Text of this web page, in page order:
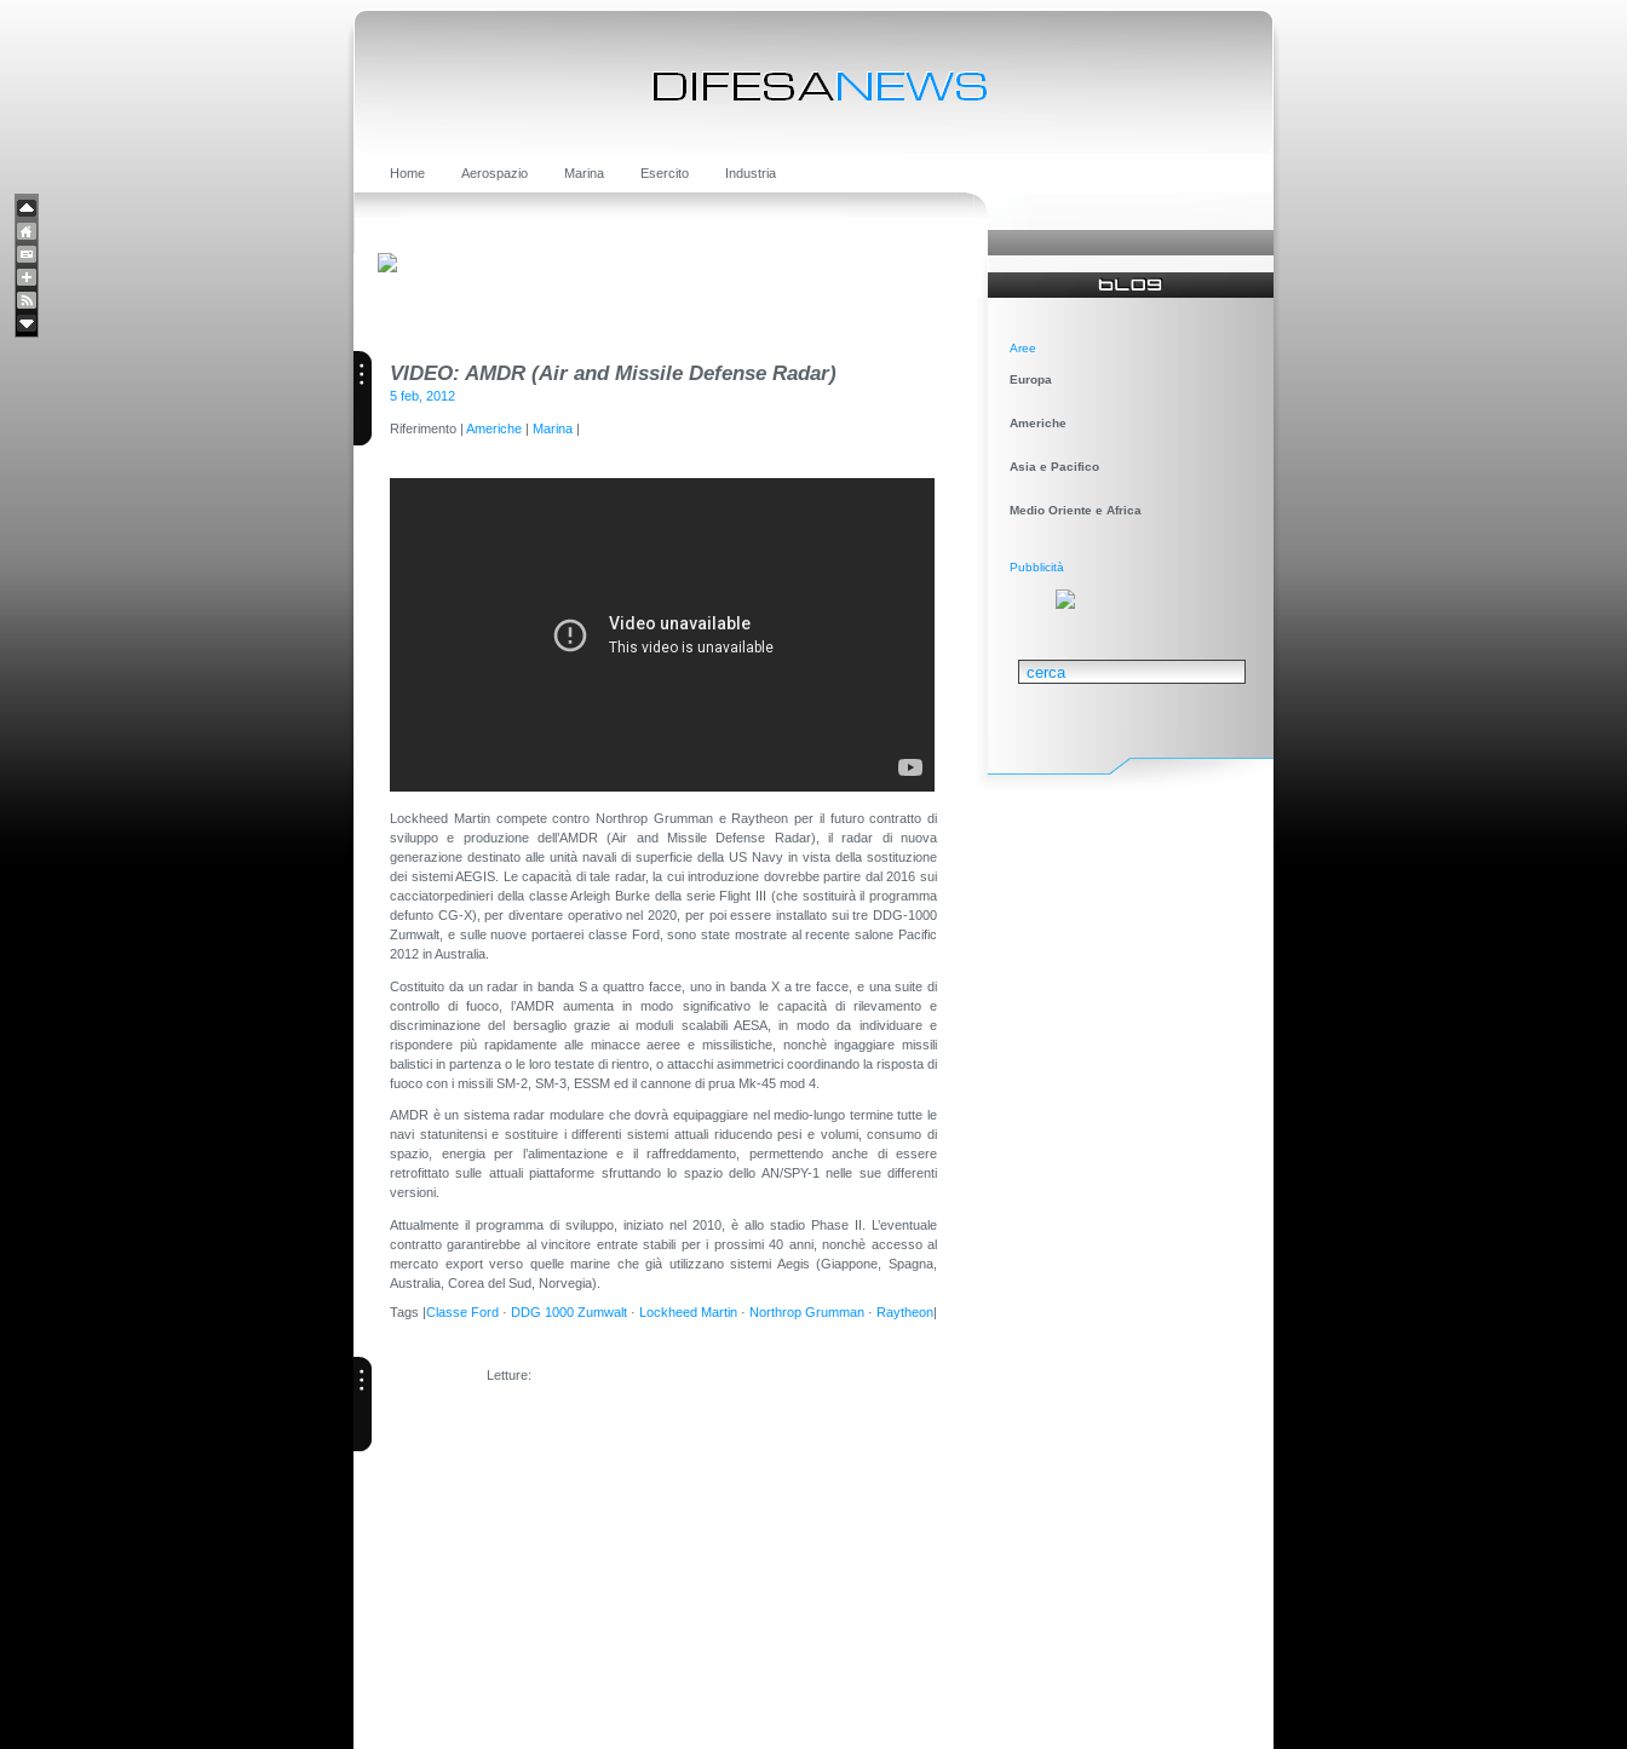
Home Aerospazio Marina Esercito Industria
VIDEO: AMDR (Air and Missile Defense Radar)
5 feb, 2012
Riferimento | Americhe | Marina |
Lockheed Martin compete contro Northrop Grumman e Raytheon per il futuro contratto di
sviluppo e produzione dell’AMDR (Air and Missile Defense Radar), il radar di nuova
generazione destinato alle unità navali di superficie della US Navy in vista della sostituzione
dei sistemi AEGIS. Le capacità di tale radar, la cui introduzione dovrebbe partire dal 2016 sui
cacciatorpedinieri della classe Arleigh Burke della serie Flight III (che sostituirà il programma
defunto CG-X), per diventare operativo nel 2020, per poi essere installato sui tre DDG-1000
Zumwalt, e sulle nuove portaerei classe Ford, sono state mostrate al recente salone Pacific
2012 in Australia.
Costituito da un radar in banda S a quattro facce, uno in banda X a tre facce, e una suite di
controllo di fuoco, l’AMDR aumenta in modo significativo le capacità di rilevamento e
discriminazione del bersaglio grazie ai moduli scalabili AESA, in modo da individuare e
rispondere più rapidamente alle minacce aeree e missilistiche, nonchè ingaggiare missili
balistici in partenza o le loro testate di rientro, o attacchi asimmetrici coordinando la risposta di
fuoco con i missili SM-2, SM-3, ESSM ed il cannone di prua Mk-45 mod 4.
AMDR è un sistema radar modulare che dovrà equipaggiare nel medio-lungo termine tutte le
navi statunitensi e sostituire i differenti sistemi attuali riducendo pesi e volumi, consumo di
spazio, energia per l’alimentazione e il raffreddamento, permettendo anche di essere
retrofittato sulle attuali piattaforme sfruttando lo spazio dello AN/SPY-1 nelle sue differenti
versioni.
Attualmente il programma di sviluppo, iniziato nel 2010, è allo stadio Phase II. L’eventuale
contratto garantirebbe al vincitore entrate stabili per i prossimi 40 anni, nonchè accesso al
mercato export verso quelle marine che già utilizzano sistemi Aegis (Giappone, Spagna,
Australia, Corea del Sud, Norvegia).
Tags | Classe Ford · DDG 1000 Zumwalt · Lockheed Martin · Northrop Grumman · Raytheon
Letture:
Aree
Europa
Americhe
Asia e Pacifico
Medio Oriente e Africa
Pubblicità